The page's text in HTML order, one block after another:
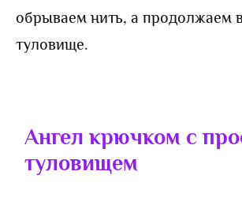
обрываем нить, а продолжаем
туловище.
Ангел крючком с
туловищем